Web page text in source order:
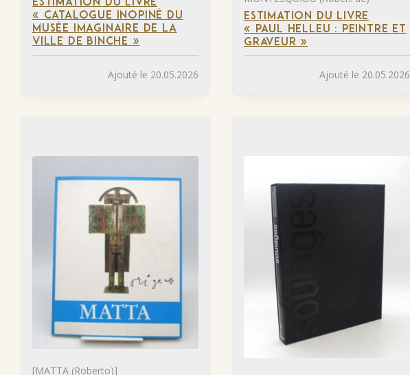
ESTIMATION DU LIVRE
« CATALOGUE INOPINÉ DU
MUSÉE IMAGINAIRE DE LA
VILLE DE BINCHE »
Ajouté le 20.05.2026
ESTIMATION DU LIVRE
« PAUL HELLEU : PEINTRE ET
GRAVEUR »
Ajouté le 20.05.2026
[MATTA (Roberto)]